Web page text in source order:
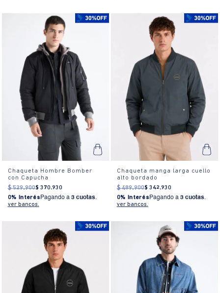
Chaqueta Hombre Bomber
con Capucha
$ 529.900$ 370.930
0% Interés Pagando a 3 cuotas.
ver bancos.
Chaqueta manga larga cuello
alto bordado
$ 489.900$ 342.930
0% Interés Pagando a 3 cuotas.
ver bancos.